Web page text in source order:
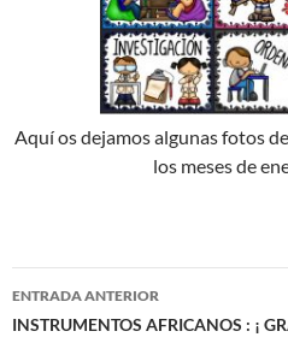
Aquí os dejamos algunas fotos
los meses de
Navegación
de
ENTRADA ANTERIOR
INSTRUMENTOS AFRICANOS : ¡